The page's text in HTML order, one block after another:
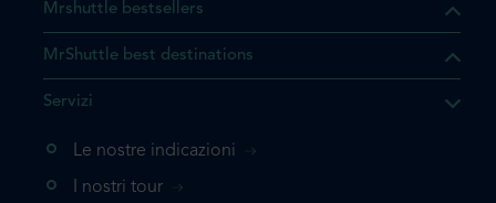
il prodotto che state
nuovamente, la
Mrshuttle bestsellers
MrShuttle best destinations
Servizi
Le nostre indicazioni
I nostri tour